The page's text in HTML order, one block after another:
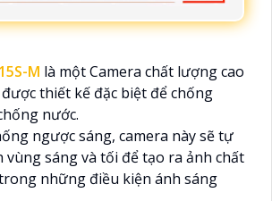
M là một Camera chất lượng cao
thiết kế đặc biệt để chống
nước.
ngược sáng, camera này sẽ tự
vùng sáng và tối để tạo ra ảnh chất
những điều kiện ánh sáng